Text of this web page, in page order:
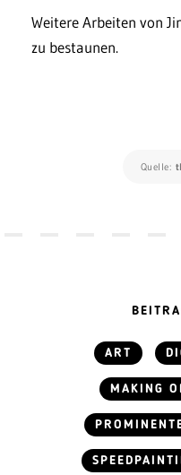
Weitere Arbeiten von
zu bestaunen.
Quelle:
ART
MAKING